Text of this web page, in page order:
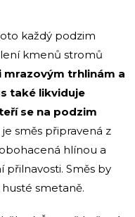
každý podzim
kmenů stromů
mrazovým trhlinám a
také likviduje
se na podzim
je směs připravená z
hlínou a
Směs by
smetaně.